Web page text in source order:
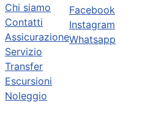
Chi siamo
Contatti
Assicurazione
Servizio
Transfer
Escursioni
Noleggio
Facebook
Instagram
Whatsapp